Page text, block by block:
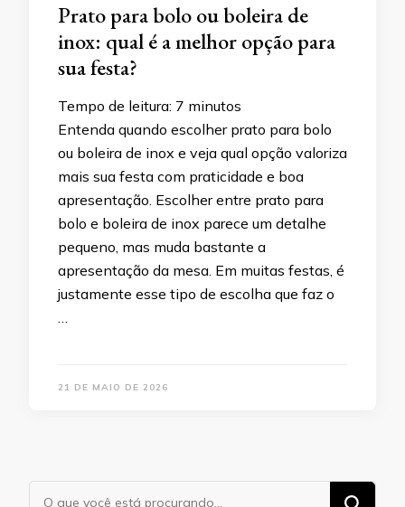
Prato para bolo ou boleira de
inox: qual é a melhor opção para
sua festa?
Tempo de leitura: 7 minutos
Entenda quando escolher prato para bolo
ou boleira de inox e veja qual opção valoriza
mais sua festa com praticidade e boa
apresentação. Escolher entre prato para
bolo e boleira de inox parece um detalhe
pequeno, mas muda bastante a
apresentação da mesa. Em muitas festas, é
justamente esse tipo de escolha que faz o
…
21 DE MAIO DE 2026
Procurando